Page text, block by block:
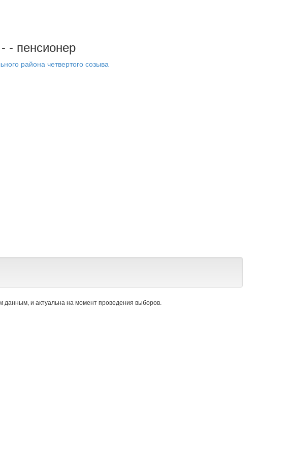
- пенсионер
района четвертого созыва
и актуальна на момент проведения выборов.